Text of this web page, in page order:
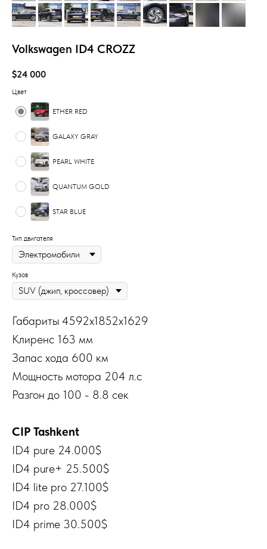
Volkswagen ID4 CROZZ
$24 000
Цвет
ETHER RED
GALAXY GRAY
PEARL WHITE
QUANTUM GOLD
STAR BLUE
Тип двигателя
Кузов
Габариты 4592х1852х1629
Клиренс 163 мм
Запас хода 600 км
Мощность мотора 204 л.с
Разгон до 100 - 8.8 сек
CIP Tashkent
ID4 pure 24.000$
ID4 pure+ 25.500$
ID4 lite pro 27.100$
ID4 pro 28.000$
ID4 prime 30.500$